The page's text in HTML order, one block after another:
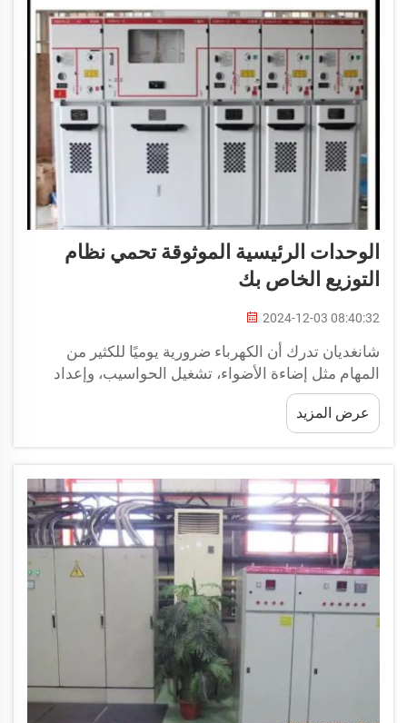
الوحدات الرئيسية الموثوقة تحمي نظام
التوزيع الخاص بك
2024-12-03 08:40:32
شانغديان تدرك أن الكهرباء ضرورية يوميًا للكثير من
المهام مثل إضاءة الأضواء، تشغيل الحواسيب، وإعداد
الوجبات. يعترفون بأن الحفاظ على مصدر للطاقة
الكهربائية أمر حيوي لأهدافك. لذلك ينتجون...
عرض المزيد